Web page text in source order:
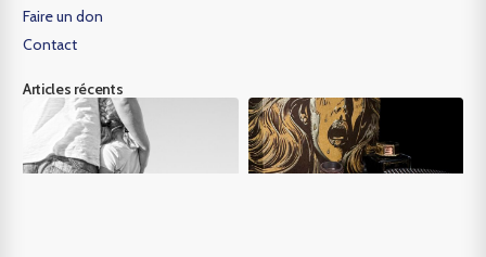
Faire un don
Contact
Articles récents